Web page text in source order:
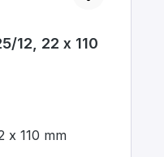
12, 22 x 110
x 110 mm